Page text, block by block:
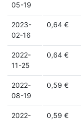
05-19
2023-
02-16
0,64 €
2022-
11-25
0,64 €
2022-
08-19
0,59 €
2022-
0,59 €